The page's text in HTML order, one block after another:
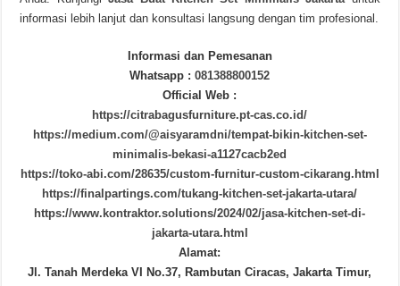
informasi lebih lanjut dan konsultasi langsung dengan tim profesional.
Informasi dan Pemesanan
Whatsapp :081388800152
Official Web :
https://citrabagusfurniture.pt-cas.co.id/
https://medium.com/@aisyaramdni/tempat-bikin-kitchen-set-
minimalis-bekasi-a1127cacb2ed
https://toko-abi.com/28635/custom-furnitur-custom-cikarang.html
https://finalpartings.com/tukang-kitchen-set-jakarta-utara/
https://www.kontraktor.solutions/2024/02/jasa-kitchen-set-di-
jakarta-utara.html
Alamat:
Jl. Tanah Merdeka VI No.37, Rambutan Ciracas, Jakarta Timur,